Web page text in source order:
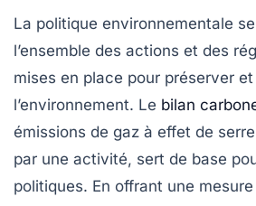
La politique environnementale
l’ensemble des actions et des
mises en place pour préserver
l’environnement. Le bilan
émissions de gaz à effet de serre
par une activité, sert de base
politiques. En offrant une